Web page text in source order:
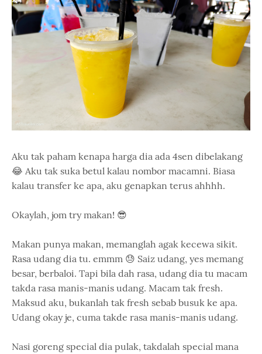
Aku tak paham kenapa harga dia ada 4sen dibelakang
😂 Aku tak suka betul kalau nombor macamni. Biasa
kalau transfer ke apa, aku genapkan terus ahhhh.
Okaylah, jom try makan! 😎
Makan punya makan, memanglah agak kecewa sikit.
Rasa udang dia tu. emmm 😓 Saiz udang, yes memang
besar, berbaloi. Tapi bila dah rasa, udang dia tu macam
takda rasa manis-manis udang. Macam tak fresh.
Maksud aku, bukanlah tak fresh sebab busuk ke apa.
Udang okay je, cuma takde rasa manis-manis udang.
Nasi goreng special dia pulak, takdalah special mana